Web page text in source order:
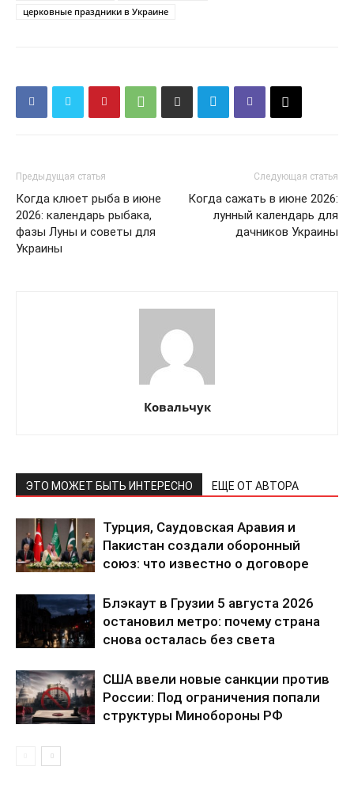
церковные праздники в Украине
Предыдущая статья
Когда клюет рыба в июне
2026: календарь рыбака,
фазы Луны и советы для
Украины
Следующая статья
Когда сажать в июне 2026:
лунный календарь для
дачников Украины
Ковальчук
ЭТО МОЖЕТ БЫТЬ ИНТЕРЕСНО ЕЩЕ ОТ АВТОРА
Турция, Саудовская Аравия и
Пакистан создали оборонный
союз: что известно о договоре
Блэкаут в Грузии 5 августа 2026
остановил метро: почему страна
снова осталась без света
США ввели новые санкции против
России: Под ограничения попали
структуры Минобороны РФ